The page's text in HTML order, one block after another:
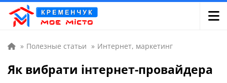
» Полезные статьи » Интернет, маркетинг
Як вибрати інтернет-провайдера